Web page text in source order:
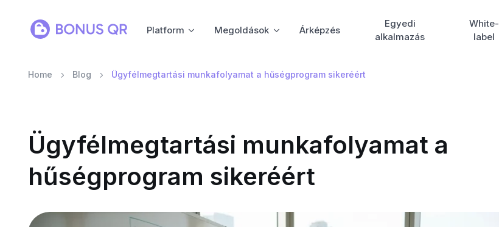
Platform Megoldások Árképzés
Egyedi
alkalmazás
White-
label
Home Blog Ügyfélmegtartási munkafolyamat a hűségprogram sikeréért
Ügyfélmegtartási munkafolyamat a
hűségprogram sikeréért